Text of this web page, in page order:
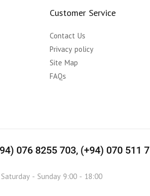
Customer Service
Contact Us
Privacy policy
Site Map
FAQs
076 8255 703, (+94) 070 511 7
- Sunday 9:00 - 18:00